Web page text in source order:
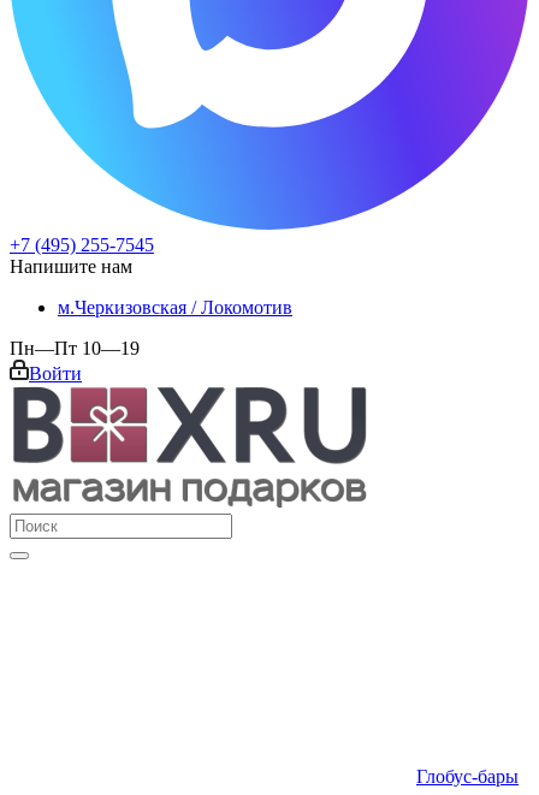
+7 (495) 255-7545
Напишите нам
м.Черкизовская / Локомотив
Пн—Пт 10—19
Войти
Глобус-бары